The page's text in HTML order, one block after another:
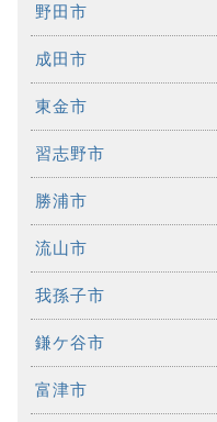
野田市
成田市
東金市
習志野市
勝浦市
流山市
我孫子市
鎌ケ谷市
富津市